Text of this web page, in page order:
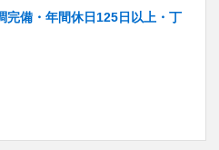
完備・年間休日125日以上・丁